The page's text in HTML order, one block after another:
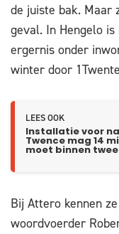
de juiste bak. Maar
geval. In Hengelo
ergernis onder
winter door
LEES OOK
Installatie voor
Twence mag 14
moet binnen
Bij Attero kennen
woordvoerder